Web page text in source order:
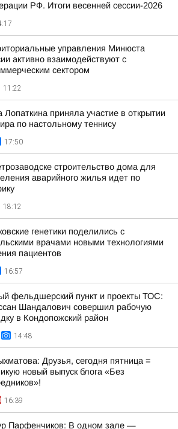
РФ. Итоги весенней сессии-2026
управления Минюста
активно взаимодействуют с
сектором
11:22
Лопаткина приняла участие в открытии
по настольному теннису
17:50
строительство дома для
аварийного жилья идет по
18:12
генетики поделились с
врачами новыми технологиями
пациентов
16:57
фельдшерский пункт и проекты ТОС:
Шандалович совершил рабочую
в Кондопожский район
14:48
Друзья, сегодня пятница =
новый выпуск блога «Без
16:39
Парфенчиков: В одном зале —